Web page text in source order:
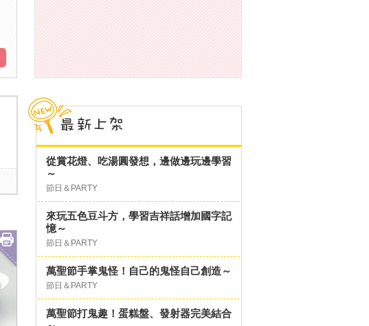
從賞花燈、吃湯圓發想，邊做邊玩邊學習
～
節日＆PARTY
來玩五色豆斗方，學習吉祥話增加國字記
憶～
節日＆PARTY
萬聖節手掌鬼怪！自己的鬼怪自己創造～
節日＆PARTY
萬聖節打鬼趣！蛋糕盤、發射器完美結合